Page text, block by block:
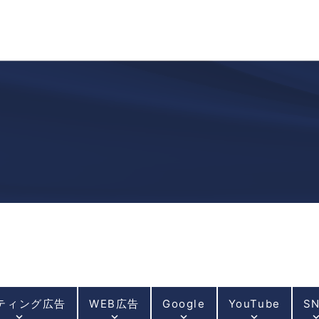
ィング広告 WEB広告 Google YouTube